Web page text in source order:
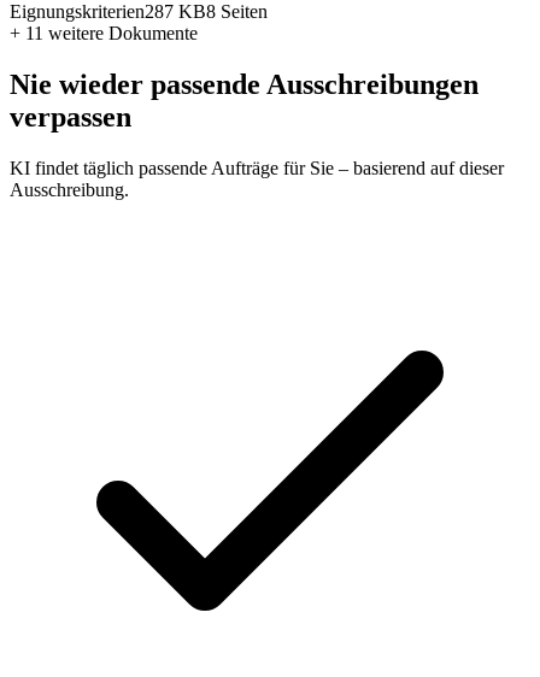
Eignungskriterien287 KB8 Seiten
+ 11 weitere Dokumente
Nie wieder passende Ausschreibungen
verpassen
KI findet täglich passende Aufträge für Sie – basierend auf dieser
Ausschreibung.